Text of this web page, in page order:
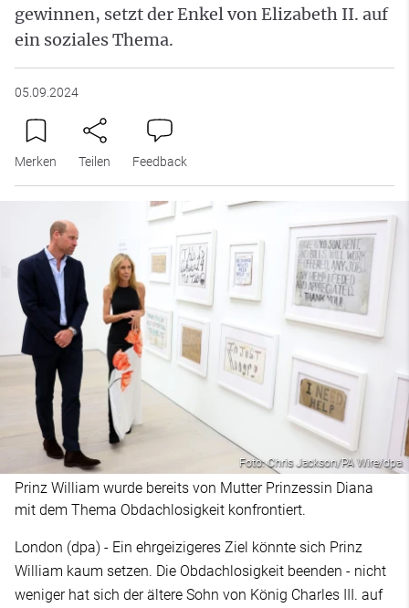
gewinnen, setzt der Enkel von Elizabeth II. auf
ein soziales Thema.
05.09.2024
Merken Teilen Feedback
Foto: Chris Jackson/PA Wire/dpa
Prinz William wurde bereits von Mutter Prinzessin Diana
mit dem Thema Obdachlosigkeit konfrontiert.
London (dpa) - Ein ehrgeizigeres Ziel könnte sich Prinz
William kaum setzen. Die Obdachlosigkeit beenden - nicht
weniger hat sich der ältere Sohn von König Charles III. auf